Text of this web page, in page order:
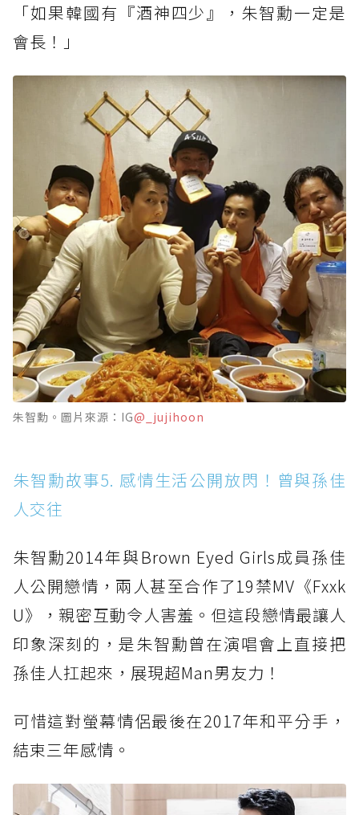
「如果韓國有『酒神四少』，朱智勳一定是
會長！」
朱智勳。圖片來源：IG@_jujihoon
朱智勳故事5. 感情生活公開放閃！曾與孫佳
人交往
朱智勳2014年與Brown Eyed Girls成員孫佳
人公開戀情，兩人甚至合作了19禁MV《Fxxk
U》，親密互動令人害羞。但這段戀情最讓人
印象深刻的，是朱智勳曾在演唱會上直接把
孫佳人扛起來，展現超Man男友力！
可惜這對螢幕情侶最後在2017年和平分手，
結束三年感情。